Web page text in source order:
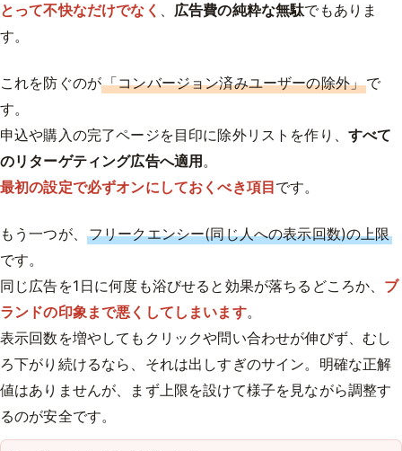
とって不快なだけでなく 、 広告費の純粋な無駄でもありま
す。
これを防ぐのが「コンバージョン済みユーザーの除外」で
す。
申込や購入の完了ページを目印に除外リストを作り、 すべて
のリターゲティング広告へ適用。
最初の設定で必ずオンにしておくべき項目です。
もう一つが、 フリークエンシー(同じ人への表示回数)の上限
です。
同じ広告を1日に何度も浴びせると効果が落ちるどころか、 ブ
ランドの印象まで悪くしてしまいます。
表示回数を増やしてもクリックや問い合わせが伸びず、むし
ろ下がり続けるなら、それは出しすぎのサイン。明確な正解
値はありませんが、まず上限を設けて様子を見ながら調整す
るのが安全です。